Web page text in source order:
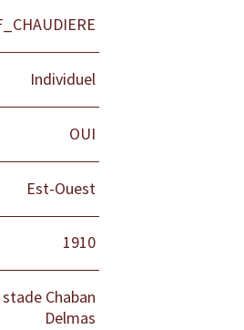
Individuel
OUI
Est-Ouest
1910
Chaban
Delmas